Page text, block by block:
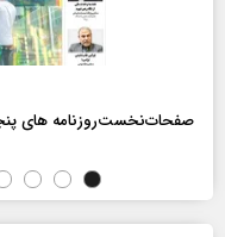
صفحات‌نخست‌روزنامه ها‌ی پنجشنبه‌۱۵